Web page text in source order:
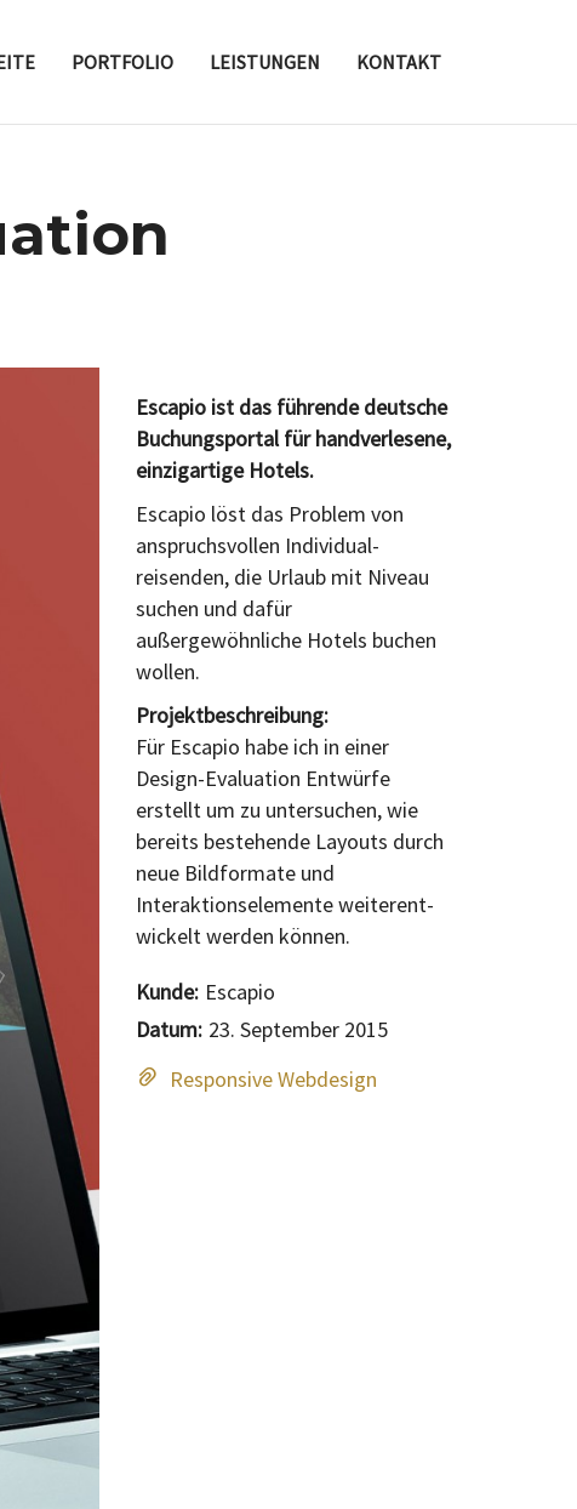
PORTFOLIO LEISTUNGEN KONTAKT
Escapio ist das führende deutsche
Buchungsportal für handverlesene,
einzigartige Hotels.
Escapio löst das Problem von
anspruchsvollen Individual-
reisenden, die Urlaub mit Niveau
suchen und dafür
außergewöhnliche Hotels buchen
wollen.
Projektbeschreibung:
Für Escapio habe ich in einer
Design-Evaluation Entwürfe
erstellt um zu untersuchen, wie
bereits bestehende Layouts durch
neue Bildformate und
Interaktionselemente weiterent-
wickelt werden können.
Kunde: Escapio
Datum: 23. September 2015
Responsive Webdesign